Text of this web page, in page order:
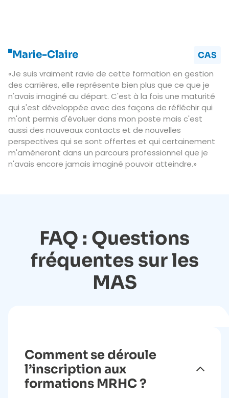
Marie-Claire
CAS
«Je suis vraiment ravie de cette formation en gestion
des carrières, elle représente bien plus que ce que je
n'avais imaginé au départ. C'est à la fois une maturité
qui s'est développée avec des façons de réfléchir qui
m'ont permis d'évoluer dans mon poste mais c'est
aussi des nouveaux contacts et de nouvelles
perspectives qui se sont offertes et qui certainement
m'amèneront dans un parcours professionnel que je
n'avais encore jamais imaginé pouvoir atteindre.»
FAQ : Questions
fréquentes sur les
MAS
Comment se déroule
l’inscription aux
formations MRHC ?